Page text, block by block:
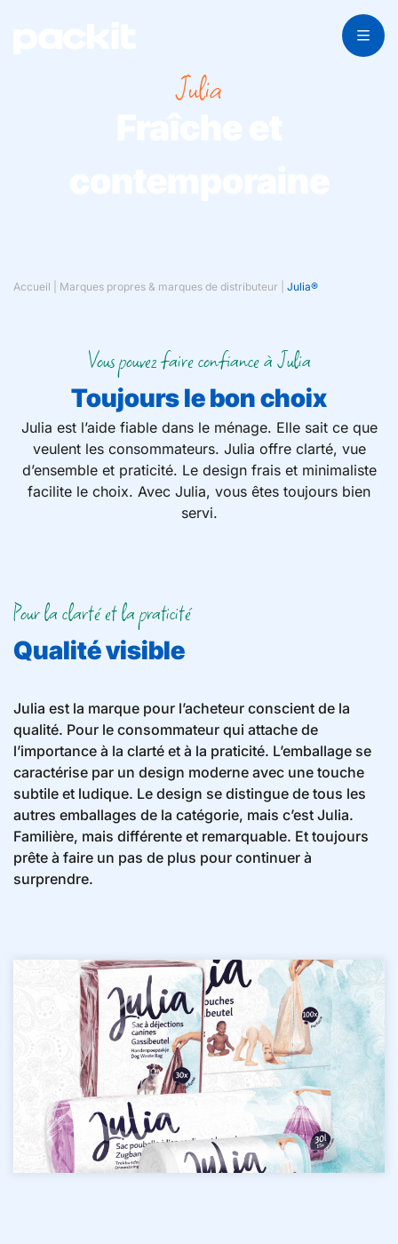
Julia
Accueil Marques propres & marques de distributeur Julia®
Vous pouvez faire confiance à Julia
Toujours le bon choix
Julia est l’aide fiable dans le ménage. Elle sait ce que
veulent les consommateurs. Julia offre clarté, vue
d’ensemble et praticité. Le design frais et minimaliste
facilite le choix. Avec Julia, vous êtes toujours bien
servi.
Pour la clarté et la praticité
Qualité visible
Julia est la marque pour l’acheteur conscient de la
qualité. Pour le consommateur qui attache de
l’importance à la clarté et à la praticité. L’emballage se
caractérise par un design moderne avec une touche
subtile et ludique. Le design se distingue de tous les
autres emballages de la catégorie, mais c’est Julia.
Familière, mais différente et remarquable. Et toujours
prête à faire un pas de plus pour continuer à
surprendre.